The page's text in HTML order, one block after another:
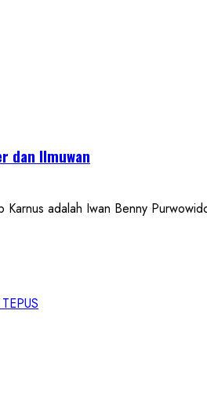
dan Ilmuwan
adalah Iwan Benny